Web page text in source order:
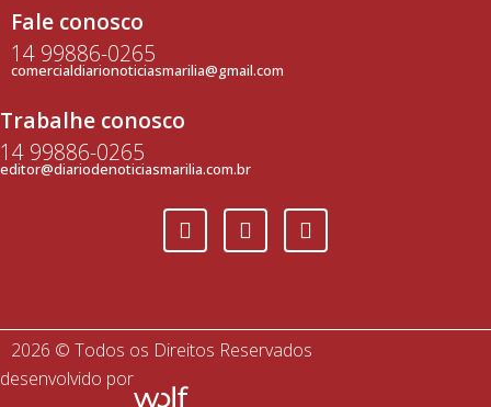
Fale conosco
14 99886-0265
comercialdiarionoticiasmarilia@gmail.com
Trabalhe conosco
14 99886-0265
editor@diariodenoticiasmarilia.com.br
2026 © Todos os Direitos Reservados
desenvolvido por